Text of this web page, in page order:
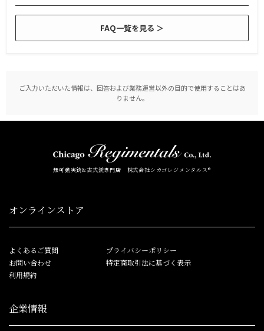
FAQ一覧を見る ＞
ご入力いただいた情報は、回答および業務運営以外の目的で使用することはあ
りません。
無可動実銃&古式銃専門店 株式会社シカゴレジメンタルス®
オンラインストア
よくあるご質問
お問い合わせ
利用規約
プライバシーポリシー
特定商取引法に基づく表示
企業情報